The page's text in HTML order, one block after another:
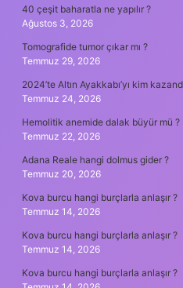
40 çeşit baharatla ne yapılır ?
Ağustos 3, 2026
Tomografide tumor çıkar mı ?
Temmuz 29, 2026
2024’te Altın Ayakkabı’yı kim
Temmuz 24, 2026
Hemolitik anemide dalak büyür mü ?
Temmuz 22, 2026
Adana Reale hangi dolmus gider ?
Temmuz 20, 2026
Kova burcu hangi burçlarla anlaşır ?
Temmuz 14, 2026
Kova burcu hangi burçlarla anlaşır ?
Temmuz 14, 2026
Kova burcu hangi burçlarla anlaşır ?